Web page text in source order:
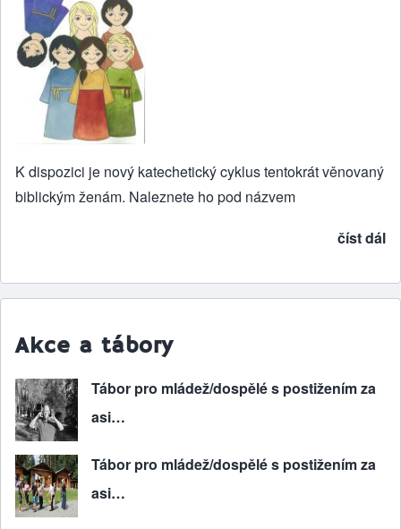
K dispozici je nový katechetický cyklus tentokrát věnovaný
biblickým ženám. Naleznete ho pod názvem
číst dál
Akce a tábory
Tábor pro mládež/dospělé s postižením za
asi…
Tábor pro mládež/dospělé s postižením za
asi…